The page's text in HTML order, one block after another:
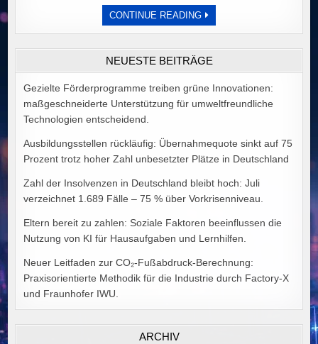
CONTINUE READINGDER
PREIS
POLITISCHER
VON
ALEX
GOODMAN
NEUESTE BEITRÄGE
Gezielte Förderprogramme treiben grüne Innovationen:
maßgeschneiderte Unterstützung für umweltfreundliche
Technologien entscheidend.
Ausbildungsstellen rückläufig: Übernahmequote sinkt auf 75
Prozent trotz hoher Zahl unbesetzter Plätze in Deutschland
Zahl der Insolvenzen in Deutschland bleibt hoch: Juli
verzeichnet 1.689 Fälle – 75 % über Vorkrisenniveau.
Eltern bereit zu zahlen: Soziale Faktoren beeinflussen die
Nutzung von KI für Hausaufgaben und Lernhilfen.
Neuer Leitfaden zur CO₂-Fußabdruck-Berechnung:
Praxisorientierte Methodik für die Industrie durch Factory-X
und Fraunhofer IWU.
ARCHIV